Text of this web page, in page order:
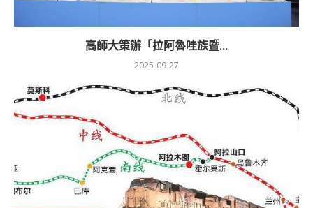
高師大策辦「拉阿魯哇族暨...
2025-09-27